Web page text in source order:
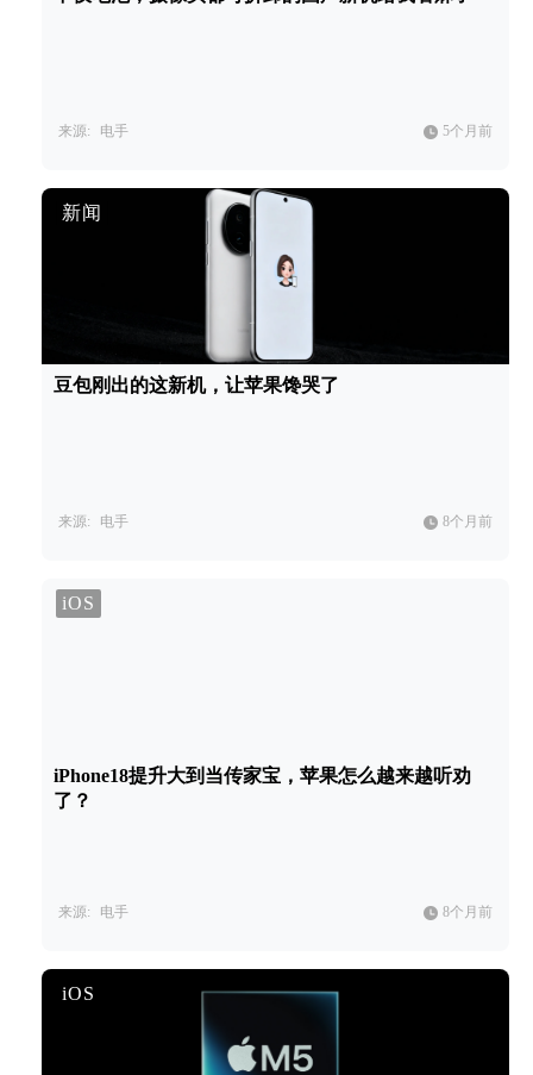
来源: 电手 5个月前
新闻
豆包刚出的这新机，让苹果馋哭了
来源: 电手 8个月前
iOS
iPhone18提升大到当传家宝，苹果怎么越来越听劝
了？
来源: 电手 8个月前
iOS